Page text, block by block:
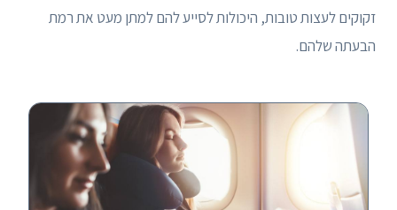
זקוקים לעצות טובות, היכולות לסייע להם למתן מעט את רמת
הבעתה שלהם.